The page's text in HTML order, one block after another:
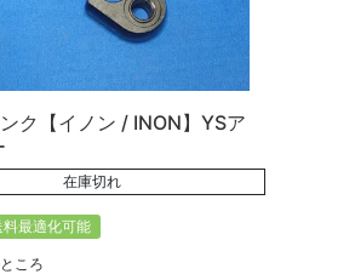
ク【イノン / INON】YSア
在庫切れ
料最適化可能
ころ